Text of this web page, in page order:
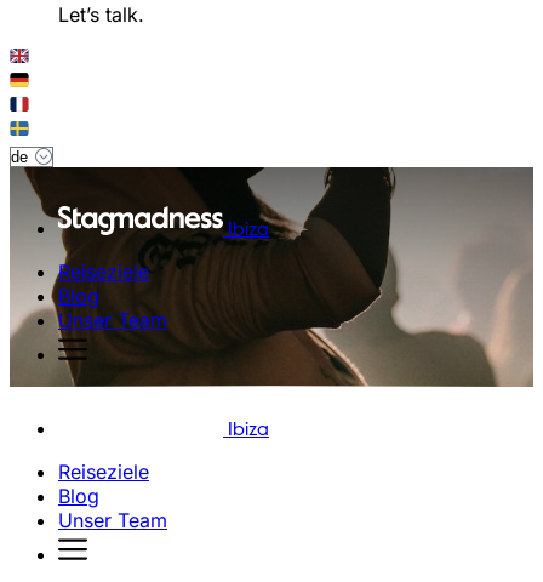
Let’s talk.
Ibiza
Reiseziele
Blog
Unser Team
Ibiza
Reiseziele
Blog
Unser Team